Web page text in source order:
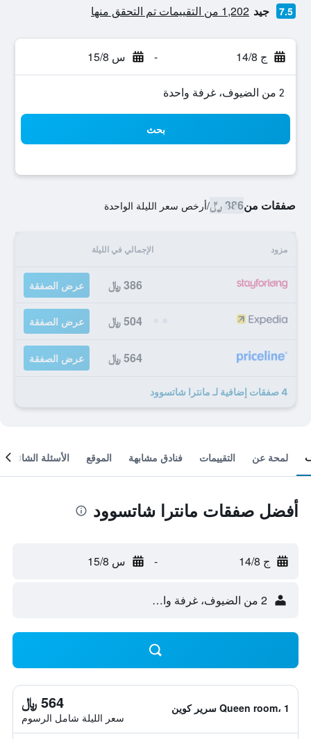
7.5 جيد 1,202 من التقييمات تم التحقق منها
ج 14/8 - س 15/8
2 من الضيوف، غرفة واحدة
بحث
صفقات من386 ﷼ /أرخص سعر الليلة الواحدة
مزود الإجمالي في الليلة
386 ﷼ عرض الصفقة
504 ﷼ عرض الصفقة
564 ﷼ عرض الصفقة
4 صفقات إضافية لـ مانترا شاتسوود
لمحة عن التقييمات فنادق مشابهة الموقع الأسئلة الشائعة
أفضل صفقات مانترا شاتسوود
ج 14/8 - س 15/8
2 من الضيوف، غرفة واحدة
Queen room، 1 سرير كوين 564 ﷼
سعر الليلة شامل الرسوم